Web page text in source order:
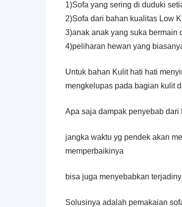
1)Sofa yang sering di duduki
2)Sofa dari bahan kualitas Low
3)anak anak yang suka bermain
4)peliharan hewan yang
Untuk bahan Kulit hati hati
mengkelupas pada bagian kulit
Apa saja dampak penyebab dari
jangka waktu yg pendek akan
memperbaikinya
bisa juga menyebabkan
Solusinya adalah pemakaian